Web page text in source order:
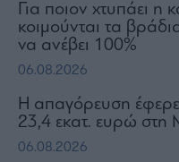
Για ποιον χτυπάει η
κοιμούνται τα
να ανέβει 100%
06.08.2026
Η απαγόρευση
23,4 εκατ. ευρώ στη
06.08.2026